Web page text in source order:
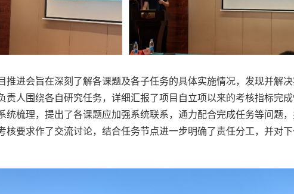
进会旨在深刻了解各课题及各子任务的具体实施情况，发现并解
人围绕各自研究任务，详细汇报了项目自立项以来的考核指标完
梳理，提出了各课题应加强系统联系，通力配合完成任务等问题
要求作了交流讨论，结合任务节点进一步明确了责任分工，并对